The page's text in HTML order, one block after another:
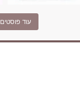
עוד פוסטים